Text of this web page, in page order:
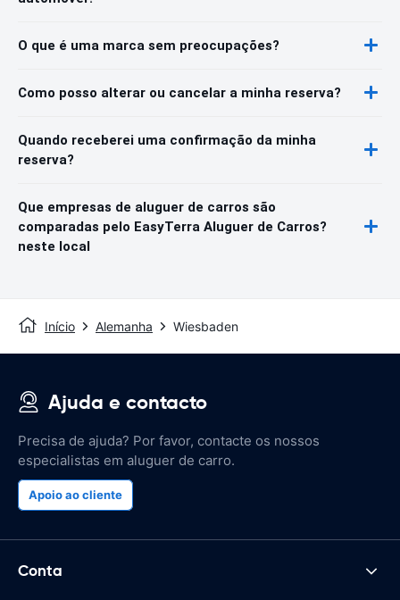
O que é uma marca sem preocupações?
Como posso alterar ou cancelar a minha reserva?
Quando receberei uma confirmação da minha
reserva?
Que empresas de aluguer de carros são
comparadas pelo EasyTerra Aluguer de Carros?
neste local
Início Alemanha Wiesbaden
Ajuda e contacto
Precisa de ajuda? Por favor, contacte os nossos
especialistas em aluguer de carro.
Apoio ao cliente
Conta